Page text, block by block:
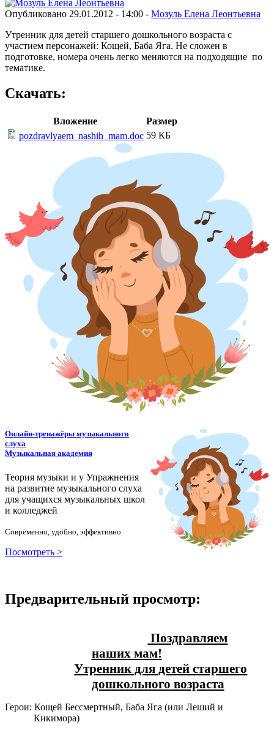
Опубликовано 29.01.2012 - 14:00 - Мозуль Елена Леонтьевна
Утренник для детей старшего дошкольного возраста с
участием персонажей: Кощей, Баба Яга. Не сложен в
подготовке, номера очень легко меняются на подходящие по
тематике.
Скачать:
Вложение
Размер
pozdravlyaem_nashih_mam.doc 59 КБ
Онлайн-тренажёры музыкального
слуха
Музыкальная академия
Теория музыки и у Упражнения
на развитие музыкального слуха
для учащихся музыкальных школ
и колледжей
Современно, удобно, эффективно
Посмотреть >
Предварительный просмотр:
Поздравляем
наших мам!
Утренник для детей старшего
дошкольного возраста
Герои: Кощей Бессмертный, Баба Яга (или Леший и
Кикимора)